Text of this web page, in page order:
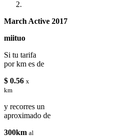
March Active 2017
miituo
Si tu tarifa
por km es de
$ 0.56 x
km
y recorres un
aproximado de
300km al